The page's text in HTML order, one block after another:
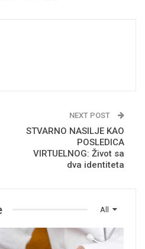
NEXT POST
STVARNO NASILJE KAO
POSLEDICA
VIRTUELNOG: Život sa
dva identiteta
All